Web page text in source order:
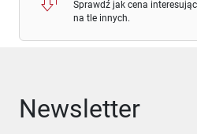
Sprawdź jak cena
na tle innych.
Newsletter